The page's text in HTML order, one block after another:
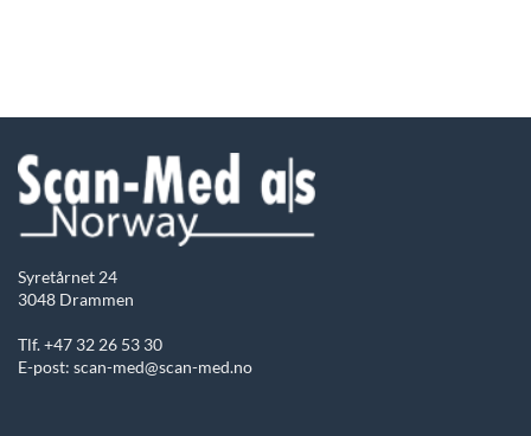
Syretårnet 24
3048 Drammen
Tlf. +47 32 26 53 30
E-post: scan-med@scan-med.no